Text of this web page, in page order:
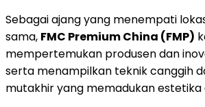
Sebagai ajang yang menempati
sama, FMC Premium China (FMP)
mempertemukan produsen dan
serta menampilkan teknik canggih
mutakhir yang memadukan estetika